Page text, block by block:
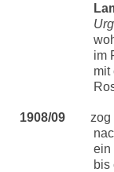
im
mit
1908/09 zog
ein
bis